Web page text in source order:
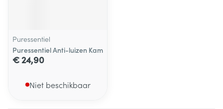
Puressentiel
Puressentiel Anti-luizen Kam
€ 24,90
Niet beschikbaar